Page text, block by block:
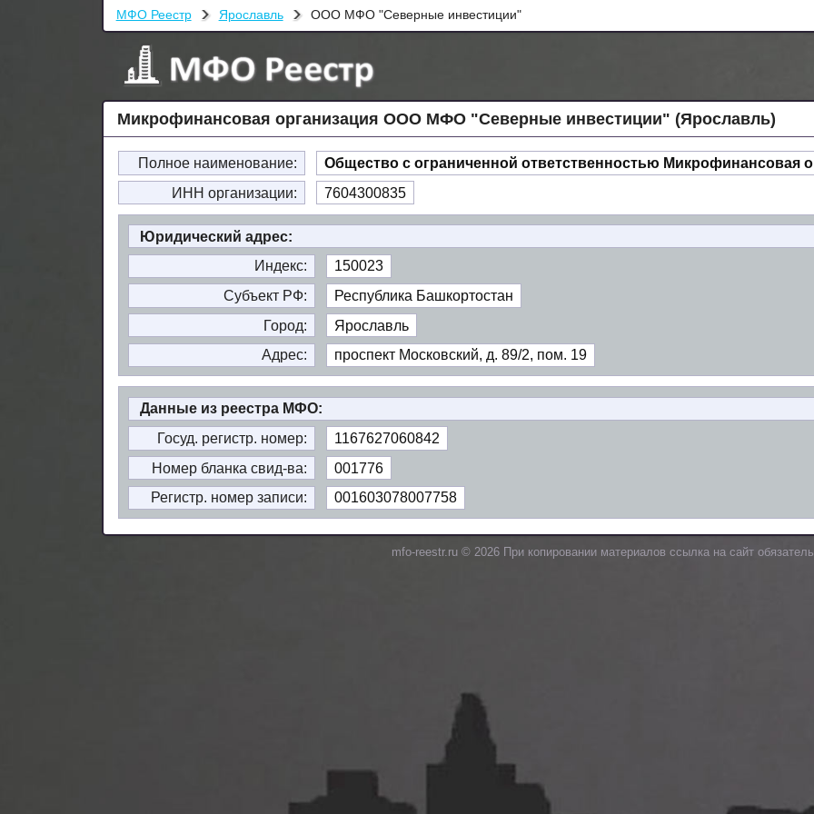
МФО Реестр Ярославль ООО МФО "Северные инвестиции"
Микрофинансовая организация ООО МФО "Северные инвестиции" (Ярославль)
Полное наименование:
Общество с ограниченной ответственностью Микрофинансовая
ИНН организации:
7604300835
Юридический адрес:
Индекс:
150023
Субъект РФ:
Республика Башкортостан
Город:
Ярославль
Адрес:
проспект Московский, д. 89/2, пом. 19
Данные из реестра МФО:
Госуд. регистр. номер:
1167627060842
Номер бланка свид-ва:
001776
Регистр. номер записи:
001603078007758
mfo-reestr.ru © 2026 При копировании материалов ссылка на сайт